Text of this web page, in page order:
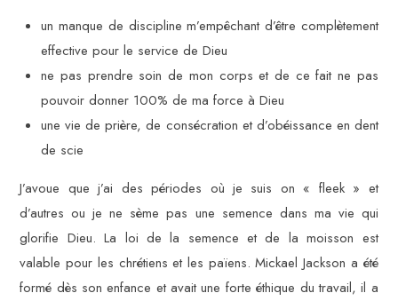
un manque de discipline m’empêchant d’être complètement
effective pour le service de Dieu
ne pas prendre soin de mon corps et de ce fait ne pas
pouvoir donner 100% de ma force à Dieu
une vie de prière, de consécration et d’obéissance en dent
de scie
J’avoue que j’ai des périodes où je suis on « fleek » et
d’autres ou je ne sème pas une semence dans ma vie qui
glorifie Dieu. La loi de la semence et de la moisson est
valable pour les chrétiens et les païens. Mickael Jackson a été
formé dès son enfance et avait une forte éthique du travail, il a